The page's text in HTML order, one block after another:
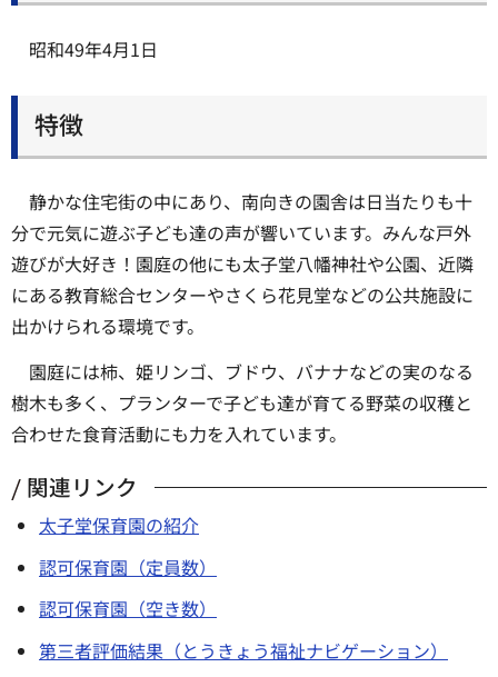
昭和49年4月1日
特徴
静かな住宅街の中にあり、南向きの園舎は日当たりも十
分で元気に遊ぶ子ども達の声が響いています。みんな戸外
遊びが大好き！園庭の他にも太子堂八幡神社や公園、近隣
にある教育総合センターやさくら花見堂などの公共施設に
出かけられる環境です。
園庭には柿、姫リンゴ、ブドウ、バナナなどの実のなる
樹木も多く、プランターで子ども達が育てる野菜の収穫と
合わせた食育活動にも力を入れています。
関連リンク
太子堂保育園の紹介
認可保育園（定員数）
認可保育園（空き数）
第三者評価結果（とうきょう福祉ナビゲーション）